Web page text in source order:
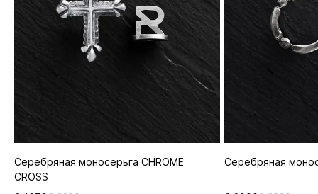
Серебряная моносерьга CHROME
CROSS
Серебряная